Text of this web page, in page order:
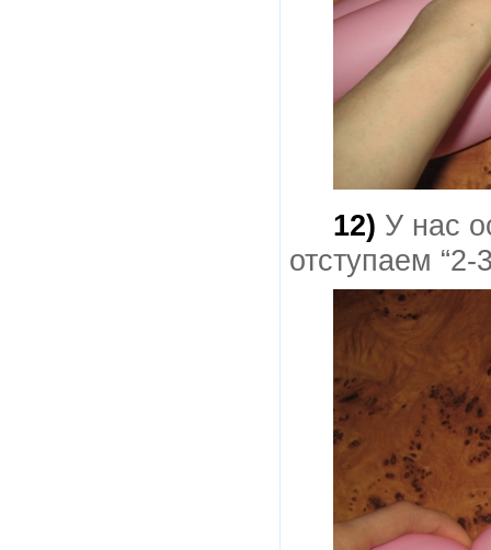
12) У нас
отступаем “2-